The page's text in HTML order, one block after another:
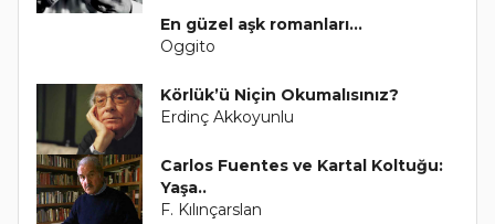
En güzel aşk romanları...
Oggito
Körlük’ü Niçin Okumalısınız?
Erdinç Akkoyunlu
Carlos Fuentes ve Kartal Koltuğu:
Yaşa..
F. Kılınçarslan